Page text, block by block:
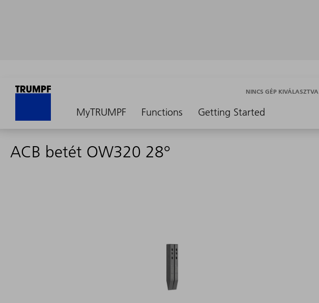
MyTRUMPF Functions Getting Started
NINCS GÉP KIVÁLASZTVA
ACB betét OW320 28°